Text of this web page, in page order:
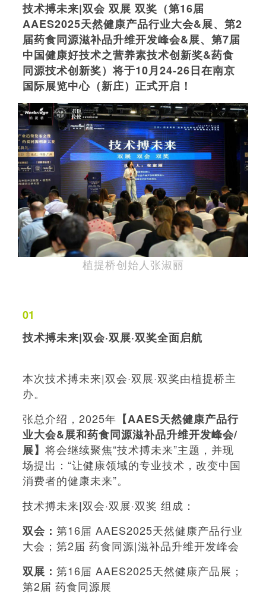
技术搏未来|双会 双展 双奖（第16届
AAES2025天然健康产品行业大会&展、第2
届药食同源滋补品升维开发峰会&展、第7届
中国健康好技术之营养素技术创新奖&药食
同源技术创新奖）将于10月24-26日在南京
国际展览中心（新庄）正式开启！
植提桥创始人张淑丽
01
技术搏未来|双会·双展·双奖全面启航
本次技术搏未来|双会·双展·双奖由植提桥主
办。
张总介绍，2025年 【AAES天然健康产品行
业大会&展和药食同源滋补品升维开发峰会/
展】 将会继续聚焦“技术搏未来”主题，并现
场提出：“让健康领域的专业技术，改变中国
消费者的健康未来”。
技术搏未来|双会·双展·双奖 组成：
双会： 第16届 AAES2025天然健康产品行业
大会；第2届 药食同源|滋补品升维开发峰会
双展： 第16届 AAES2025天然健康产品展；
第2届 药食同源展